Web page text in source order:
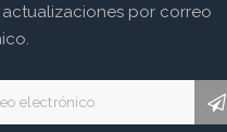
por correo